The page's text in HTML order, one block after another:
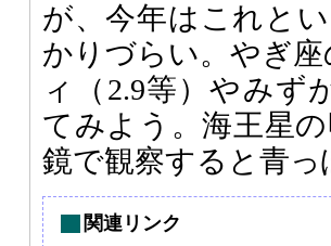
が、今年はこれと
かりづらい。やぎ
ィ（2.9等）やみず
てみよう。海王星
鏡で観察すると青
関連リンク